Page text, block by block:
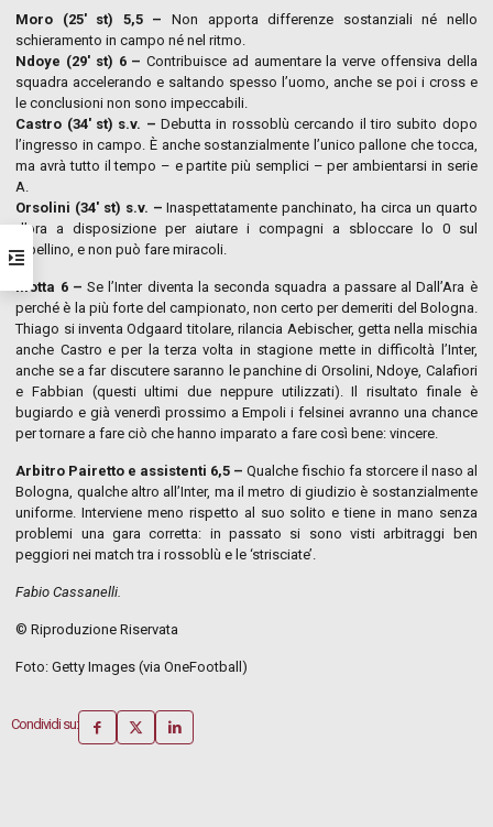
Moro (25′ st) 5,5 – Non apporta differenze sostanziali né nello
schieramento in campo né nel ritmo.
Ndoye (29′ st) 6 – Contribuisce ad aumentare la verve offensiva della
squadra accelerando e saltando spesso l’uomo, anche se poi i cross e
le conclusioni non sono impeccabili.
Castro (34′ st) s.v. – Debutta in rossoblù cercando il tiro subito dopo
l’ingresso in campo. È anche sostanzialmente l’unico pallone che tocca,
ma avrà tutto il tempo – e partite più semplici – per ambientarsi in serie
A.
Orsolini (34′ st) s.v. – Inaspettatamente panchinato, ha circa un quarto
d’ora a disposizione per aiutare i compagni a sbloccare lo 0 sul
tabellino, e non può fare miracoli.
Motta 6 – Se l’Inter diventa la seconda squadra a passare al Dall’Ara è
perché è la più forte del campionato, non certo per demeriti del Bologna.
Thiago si inventa Odgaard titolare, rilancia Aebischer, getta nella mischia
anche Castro e per la terza volta in stagione mette in difficoltà l’Inter,
anche se a far discutere saranno le panchine di Orsolini, Ndoye, Calafiori
e Fabbian (questi ultimi due neppure utilizzati). Il risultato finale è
bugiardo e già venerdì prossimo a Empoli i felsinei avranno una chance
per tornare a fare ciò che hanno imparato a fare così bene: vincere.
Arbitro Pairetto e assistenti 6,5 – Qualche fischio fa storcere il naso al
Bologna, qualche altro all’Inter, ma il metro di giudizio è sostanzialmente
uniforme. Interviene meno rispetto al suo solito e tiene in mano senza
problemi una gara corretta: in passato si sono visti arbitraggi ben
peggiori nei match tra i rossoblù e le ‘strisciate’.
Fabio Cassanelli.
© Riproduzione Riservata
Foto: Getty Images (via OneFootball)
Condividi su: